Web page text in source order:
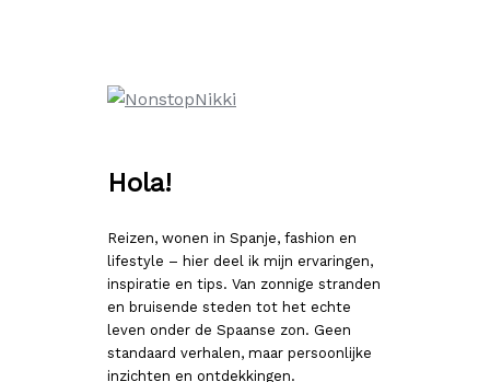
Hola!
Reizen, wonen in Spanje, fashion en
lifestyle – hier deel ik mijn ervaringen,
inspiratie en tips. Van zonnige stranden
en bruisende steden tot het echte
leven onder de Spaanse zon. Geen
standaard verhalen, maar persoonlijke
inzichten en ontdekkingen.